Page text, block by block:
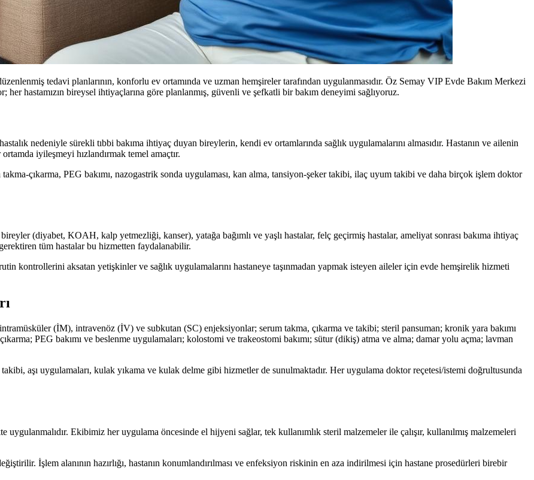
tedavi planlarının, konforlu ev ortamında ve uzman hemşireler tarafından uygulanmasıdır. Öz Semay VIP Evde Bakım Merkezi
hastamızın bireysel ihtiyaçlarına göre planlanmış, güvenli ve şefkatli bir bakım deneyimi sağlıyoruz.
nedeniyle sürekli tıbbi bakıma ihtiyaç duyan bireylerin, kendi ev ortamlarında sağlık uygulamalarını almasıdır. Hastanın ve ailenin
iyileşmeyi hızlandırmak temel amaçtır.
çıkarma, PEG bakımı, nazogastrik sonda uygulaması, kan alma, tansiyon-şeker takibi, ilaç uyum takibi ve daha birçok işlem doktor
(diyabet, KOAH, kalp yetmezliği, kanser), yatağa bağımlı ve yaşlı hastalar, felç geçirmiş hastalar, ameliyat sonrası bakıma ihtiyaç
tüm hastalar bu hizmetten faydalanabilir.
kontrollerini aksatan yetişkinler ve sağlık uygulamalarını hastaneye taşınmadan yapmak isteyen aileler için evde hemşirelik hizmeti
(İM), intravenöz (İV) ve subkutan (SC) enjeksiyonlar; serum takma, çıkarma ve takibi; steril pansuman; kronik yara bakımı
PEG bakımı ve beslenme uygulamaları; kolostomi ve trakeostomi bakımı; sütur (dikiş) atma ve alma; damar yolu açma; lavman
aşı uygulamaları, kulak yıkama ve kulak delme gibi hizmetler de sunulmaktadır. Her uygulama doktor reçetesi/istemi doğrultusunda
Ekibimiz her uygulama öncesinde el hijyeni sağlar, tek kullanımlık steril malzemeler ile çalışır, kullanılmış malzemeleri
İşlem alanının hazırlığı, hastanın konumlandırılması ve enfeksiyon riskinin en aza indirilmesi için hastane prosedürleri birebir